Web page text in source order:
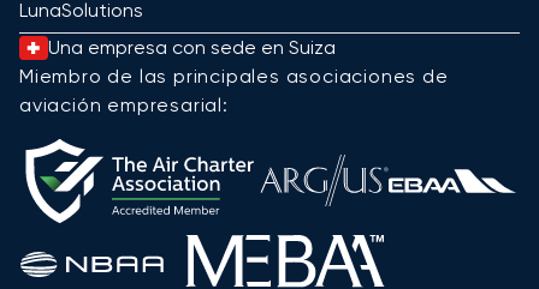
LunaSolutions
Una empresa con sede en Suiza
Miembro de las principales asociaciones de
aviación empresarial: